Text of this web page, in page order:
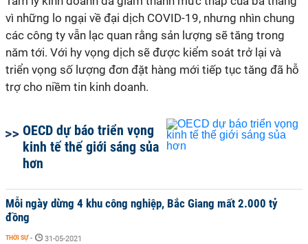
vì những lo ngại về đại dịch COVID-19, nhưng nhìn chung
các công ty vẫn lạc quan rằng sản lượng sẽ tăng trong
năm tới. Với hy vọng dịch sẽ được kiểm soát trở lại và
triển vọng số lượng đơn đặt hàng mới tiếp tục tăng đã hỗ
trợ cho niềm tin kinh doanh.
OECD dự báo triển vọng
kinh tế thế giới sáng sủa
hơn
Mỗi ngày dừng 4 khu công nghiệp, Bắc Giang mất 2.000 tỷ
đồng
THỜI SỰ - 31-05-2021